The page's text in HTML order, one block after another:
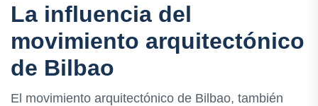
La influencia del
movimiento arquitectónico
de Bilbao
El movimiento arquitectónico de Bilbao, también